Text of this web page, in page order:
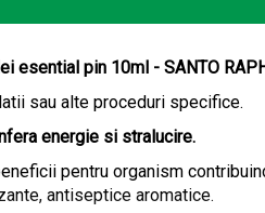
esential pin 10ml - SANTO
sau alte proceduri specifice.
energie si stralucire.
pentru organism
antiseptice aromatice.